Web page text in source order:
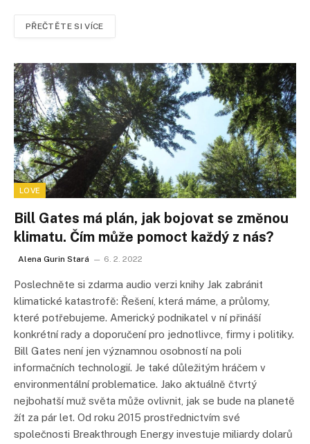
PŘEČTĚTE SI VÍCE
LOVE
Bill Gates má plán, jak bojovat se změnou
klimatu. Čím může pomoct každý z nás?
Alena Gurin Stará 6. 2. 2022
Poslechněte si zdarma audio verzi knihy Jak zabránit
klimatické katastrofě: Řešení, která máme, a průlomy,
které potřebujeme. Americký podnikatel v ní přináší
konkrétní rady a doporučení pro jednotlivce, firmy i politiky.
Bill Gates není jen významnou osobností na poli
informačních technologií. Je také důležitým hráčem v
environmentální problematice. Jako aktuálně čtvrtý
nejbohatší muž světa může ovlivnit, jak se bude na planetě
žít za pár let. Od roku 2015 prostřednictvím své
společnosti Breakthrough Energy investuje miliardy dolarů